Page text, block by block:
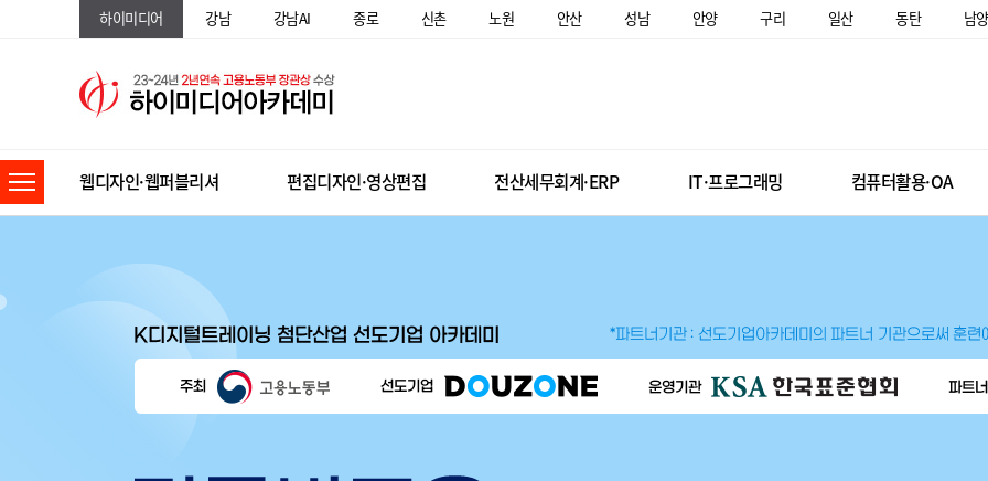
하이미디어 강남 강남AI 종로 신촌 노원 안산 성남 안양 구리 일산 동탄 남
웹디자인·웹퍼블리셔 편집디자인·영상편집 전산세무회계·ERP IT·프로그래밍 컴퓨터활용·OA